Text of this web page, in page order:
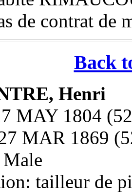
de contrat de
Back
Henri
MAY 1804
MAR 1869
tailleur de